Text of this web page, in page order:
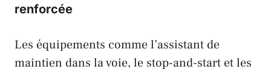
renforcée
Les équipements comme l’assistant de
maintien dans la voie, le stop-and-start et les